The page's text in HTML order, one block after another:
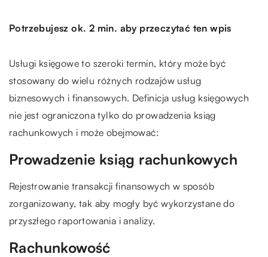
Potrzebujesz ok. 2 min. aby przeczytać ten wpis
Usługi księgowe to szeroki termin, który może być
stosowany do wielu różnych rodzajów usług
biznesowych i finansowych. Definicja usług księgowych
nie jest ograniczona tylko do prowadzenia ksiąg
rachunkowych i może obejmować:
Prowadzenie ksiąg rachunkowych
Rejestrowanie transakcji finansowych w sposób
zorganizowany, tak aby mogły być wykorzystane do
przyszłego raportowania i analizy.
Rachunkowość